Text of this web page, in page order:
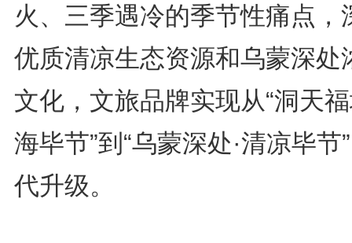
火、三季遇冷的季节性痛点，
优质清凉生态资源和乌蒙深处
文化，文旅品牌实现从“洞天
海毕节”到“乌蒙深处·清凉毕节
代升级。